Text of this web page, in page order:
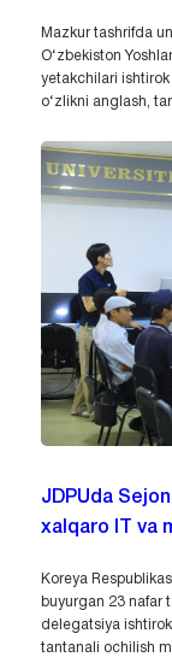
Mazkur tashrifda
O‘zbekiston
yetakchilari
o‘zlikni anglash,
JDPUda
xalqaro IT va
Koreya
buyurgan 23 nafar
delegatsiya
tantanali ochilish